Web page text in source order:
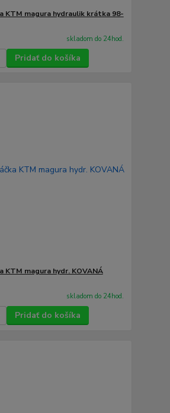
KTM magura hydraulik krátka 98-
skladom do 24hod.
Pridať do košíka
KTM magura hydr. KOVANÁ
skladom do 24hod.
Pridať do košíka